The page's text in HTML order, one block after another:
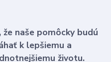
že naše pomôcky budú
k lepšiemu a
životu.